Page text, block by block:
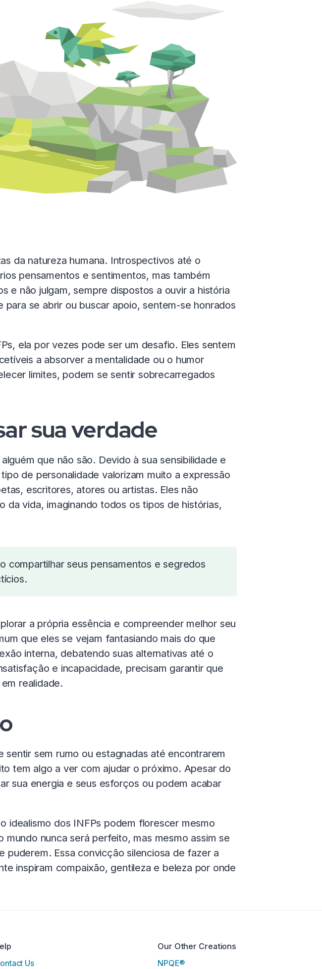
da natureza humana. Introspectivos até o
pensamentos e sentimentos, mas também
e não julgam, sempre dispostos a ouvir a história
se abrir ou buscar apoio, sentem-se honrados
ela por vezes pode ser um desafio. Eles sentem
a absorver a mentalidade ou o humor
limites, podem se sentir sobrecarregados
sua verdade
que não são. Devido à sua sensibilidade e
de personalidade valorizam muito a expressão
escritores, atores ou artistas. Eles não
vida, imaginando todos os tipos de histórias,
compartilhar seus pensamentos e segredos
a própria essência e compreender melhor seu
que eles se vejam fantasiando mais do que
interna, debatendo suas alternativas até o
e incapacidade, precisam garantir que
realidade.
sem rumo ou estagnadas até encontrarem
tem algo a ver com ajudar o próximo. Apesar do
sua energia e seus esforços ou podem acabar
idealismo dos INFPs podem florescer mesmo
nunca será perfeito, mas mesmo assim se
puderem. Essa convicção silenciosa de fazer a
inspiram compaixão, gentileza e beleza por onde
Us
Our Other Creations
NPQE®